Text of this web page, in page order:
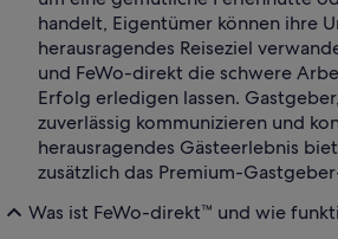
handelt, Eigentümer können ihre
herausragendes Reiseziel
und FeWo-direkt die schwere
Erfolg erledigen lassen.
zuverlässig kommunizieren und
herausragendes Gästeerlebnis
zusätzlich das Premium-
Was ist FeWo-direkt™ und wie